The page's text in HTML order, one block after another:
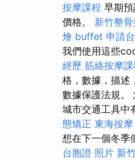
按摩課程 早期
價格。 新竹整
燴 buffet 申請
我們使用這些
經歷 筋絡按摩課
格，數據，描述
數據保護法規。
城市交通工具中
態矯正 東海按摩
想在下一個冬季
台胞證 照片 新